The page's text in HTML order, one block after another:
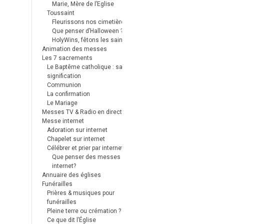
Marie, Mère de l’Eglise
Toussaint
Fleurissons nos cimetières
Que penser d’Halloween ?
HolyWins, fêtons les saints !
Animation des messes
Les 7 sacrements
Le Baptême catholique : sa
signification
Communion
La confirmation
Le Mariage
Messes TV & Radio en direct
Messe internet
Adoration sur internet
Chapelet sur internet
Célébrer et prier par internet
Que penser des messes
internet?
Annuaire des églises
Funérailles
Prières & musiques pour
funérailles
Pleine terre ou crémation ?
Ce que dit l’Église